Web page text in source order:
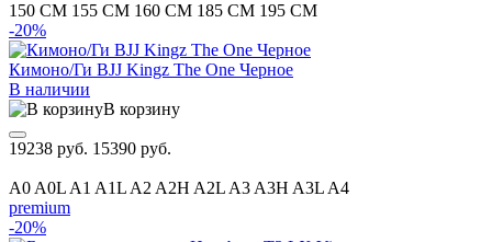
150 CM 155 CM 160 CM 185 CM 195 CM
-20%
Кимоно/Ги BJJ Kingz The One Черное
В наличии
В корзину
19238 руб. 15390 руб.
A0 A0L A1 A1L A2 A2H A2L A3 A3H A3L A4
premium
-20%